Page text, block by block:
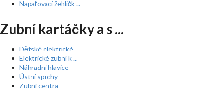
Napařovací žehličk ...
Zubní kartáčky a s ...
Dětské elektrické ...
Elektrické zubní k ...
Náhradní hlavice
Ústní sprchy
Zubní centra